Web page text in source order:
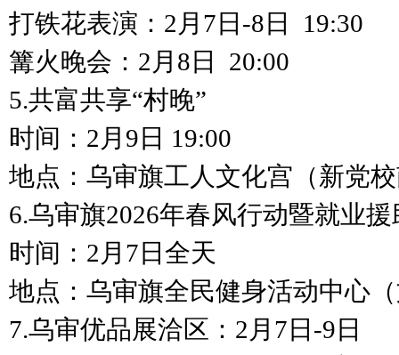
打铁花表演：2月7日-8日 19:30
篝火晚会：2月8日 20:00
5.共富共享“村晚”
时间：2月9日 19:00
地点：乌审旗工人文化宫（新党
6.乌审旗2026年春风行动暨就业
时间：2月7日全天
地点：乌审旗全民健身活动中心
7.乌审优品展洽区：2月7日-9日